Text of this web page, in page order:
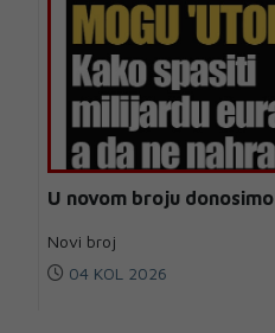
U novom broju donosimo
Novi broj
04 KOL 2026